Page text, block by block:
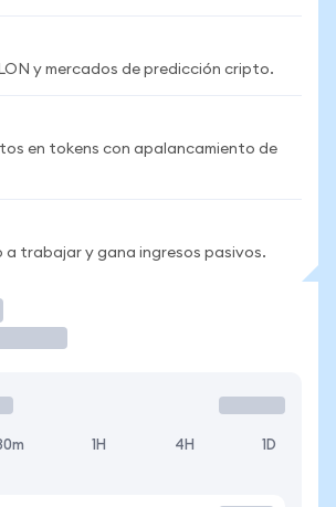
y mercados de predicción cripto.
en tokens con apalancamiento de
a trabajar y gana ingresos pasivos.
1H 4H 1D